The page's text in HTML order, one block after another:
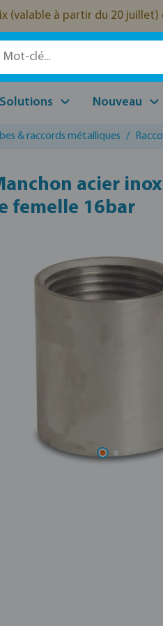
(valable à partir du 20
Solutions Nouveau
& raccords métalliques /
acier
femelle 16bar